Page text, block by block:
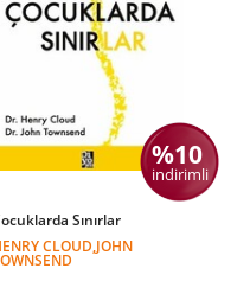
%10
indirimli
Sınırlar
CLOUD,JOHN